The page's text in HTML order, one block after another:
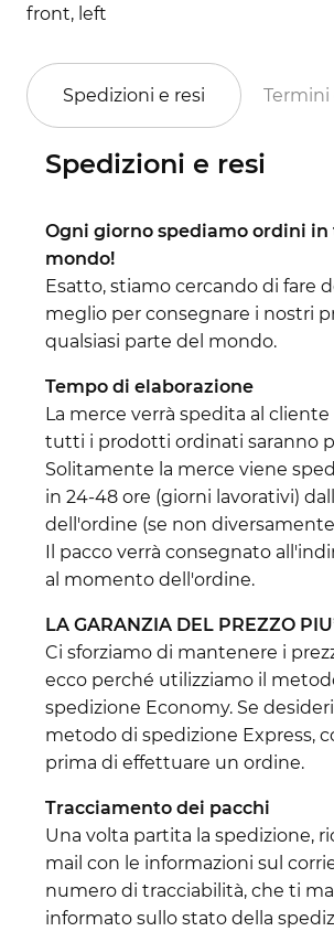
front, left
Spedizioni e resi Termini
Spedizioni e resi
Ogni giorno spediamo ordini
mondo!
Esatto, stiamo cercando di fare
meglio per consegnare i nostri
qualsiasi parte del mondo.
Tempo di elaborazione
La merce verrà spedita al
tutti i prodotti ordinati saranno
Solitamente la merce viene
in 24-48 ore (giorni lavorativi)
dell'ordine (se non
Il pacco verrà consegnato
al momento dell'ordine.
LA GARANZIA DEL PREZZO
Ci sforziamo di mantenere i
ecco perché utilizziamo il
spedizione Economy. Se
metodo di spedizione Express,
prima di effettuare un ordine.
Tracciamento dei pacchi
Una volta partita la spedizione,
mail con le informazioni sul
numero di tracciabilità, che ti
informato sullo stato della